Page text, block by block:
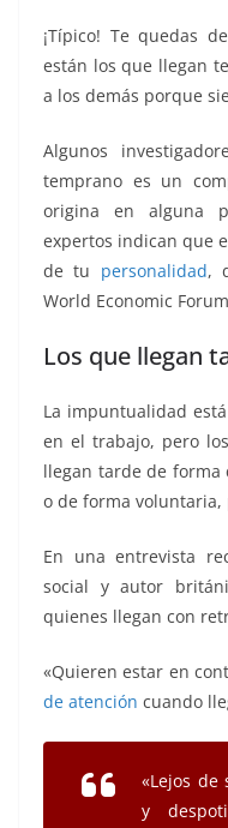
¡Típico! Te quedas
están los que llegan
a los demás porque
Algunos
temprano es un
origina en alguna
expertos indican que
de tu personalidad,
World Economic
Los que llegan
La impuntualidad
en el trabajo, pero
llegan tarde de forma
o de forma
En una entrevista
social y autor
quienes llegan con
«Quieren estar en
de atención cuando
«Lejos de
y